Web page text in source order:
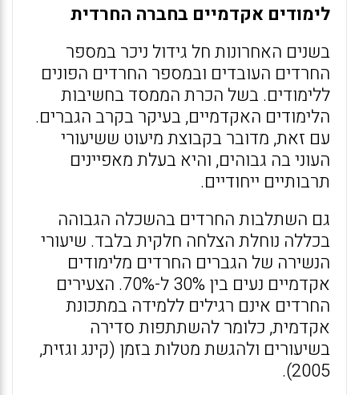
לימודים אקדמיים בחברה החרדית
בשנים האחרונות חל גידול ניכר במספר
החרדים העובדים ובמספר החרדים הפונים
ללימודים. בשל הכרת הממסד בחשיבות
הלימודים האקדמיים, בעיקר בקרב הגברים.
עם זאת, מדובר בקבוצת מיעוט ששיעורי
העוני בה גבוהים, והיא בעלת מאפיינים
תרבותיים ייחודיים.
גם השתלבות החרדים בהשכלה הגבוהה
בכללה נוחלת הצלחה חלקית בלבד. שיעורי
הנשירה של הגברים החרדים מלימודים
אקדמיים נעים בין 30% ל-70%. הצעירים
החרדים אינם רגילים ללמידה במתכונת
אקדמית, כלומר להשתתפות סדירה
בשיעורים ולהגשת מטלות בזמן (קינג וגזית,
2005).